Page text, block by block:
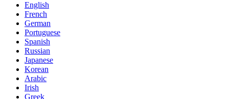
English
French
German
Portuguese
Spanish
Russian
Japanese
Korean
Arabic
Irish
Greek